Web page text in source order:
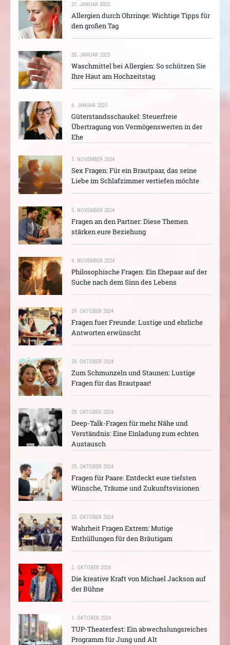
21. JANUAR 2025
Allergien durch Ohrringe: Wichtige Tipps für
den großen Tag
20. JANUAR 2025
Waschmittel bei Allergien: So schützen Sie
Ihre Haut am Hochzeitstag
6. JANUAR 2025
Güterstandsschaukel: Steuerfreie
Übertragung von Vermögenswerten in der
Ehe
5. NOVEMBER 2024
Sex Fragen: Für ein Brautpaar, das seine
Liebe im Schlafzimmer vertiefen möchte
5. NOVEMBER 2024
Fragen an den Partner: Diese Themen
stärken eure Beziehung
4. NOVEMBER 2024
Philosophische Fragen: Ein Ehepaar auf der
Suche nach dem Sinn des Lebens
29. OKTOBER 2024
Fragen fuer Freunde: Lustige und ehrliche
Antworten erwünscht
29. OKTOBER 2024
Zum Schmunzeln und Staunen: Lustige
Fragen für das Brautpaar!
28. OKTOBER 2024
Deep-Talk-Fragen für mehr Nähe und
Verständnis: Eine Einladung zum echten
Austausch
25. OKTOBER 2024
Fragen für Paare: Entdeckt eure tiefsten
Wünsche, Träume und Zukunftsvisionen
23. OKTOBER 2024
Wahrheit Fragen Extrem: Mutige
Enthüllungen für den Bräutigam
2. OKTOBER 2024
Die kreative Kraft von Michael Jackson auf
der Bühne
1. OKTOBER 2024
TUP-Theaterfest: Ein abwechslungsreiches
Programm für Jung und Alt